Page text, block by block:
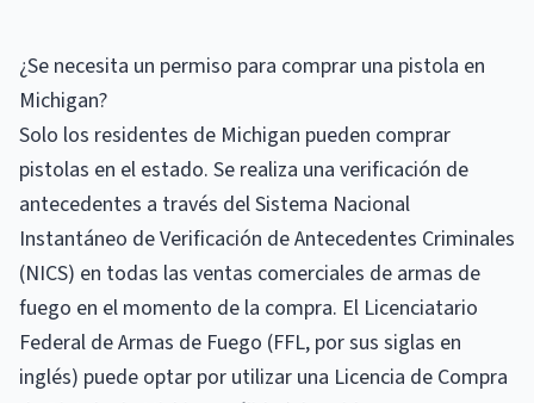
¿Se necesita un permiso para comprar una pistola en
Michigan?
Solo los residentes de Michigan pueden comprar
pistolas en el estado. Se realiza una verificación de
antecedentes a través del Sistema Nacional
Instantáneo de Verificación de Antecedentes Criminales
(NICS) en todas las ventas comerciales de armas de
fuego en el momento de la compra. El Licenciatario
Federal de Armas de Fuego (FFL, por sus siglas en
inglés) puede optar por utilizar una Licencia de Compra